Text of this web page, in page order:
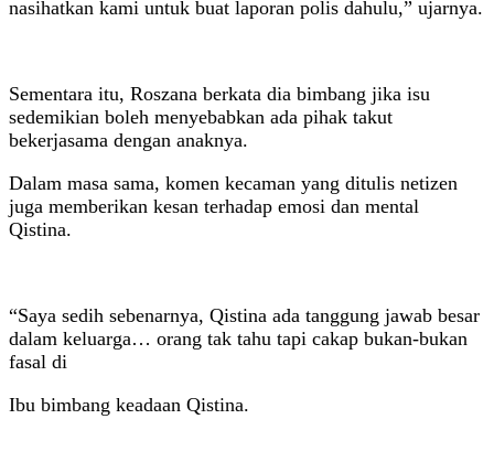
nasihatkan kami untuk buat laporan polis dahulu,” ujarnya.
Sementara itu, Roszana berkata dia bimbang jika isu
sedemikian boleh menyebabkan ada pihak takut
bekerjasama dengan anaknya.
Dalam masa sama, komen kecaman yang ditulis netizen
juga memberikan kesan terhadap emosi dan mental
Qistina.
“Saya sedih sebenarnya, Qistina ada tanggung jawab besar
dalam keluarga… orang tak tahu tapi cakap bukan-bukan
fasal di
Ibu bimbang keadaan Qistina.